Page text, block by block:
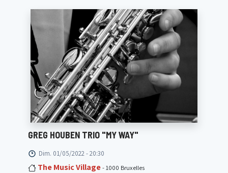
GREG HOUBEN TRIO "MY WAY"
Dim. 01/05/2022 - 20:30
The Music Village- 1000 Bruxelles